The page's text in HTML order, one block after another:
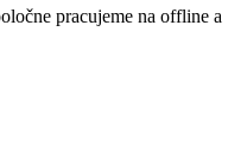
pracujeme na offline a